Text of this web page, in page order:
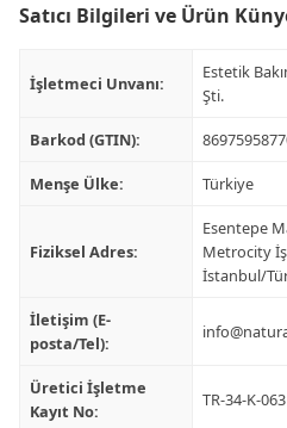
Satıcı Bilgileri ve Ürün
İşletmeci Unvanı:
Estetik
Şti.
Barkod (GTIN):
Menşe Ülke: Türkiye
Fiziksel Adres:
Esentepe
Metrocity
İstanbul/
İletişim (E-
posta/Tel):
Üretici İşletme
Kayıt No:
TR-34-K-